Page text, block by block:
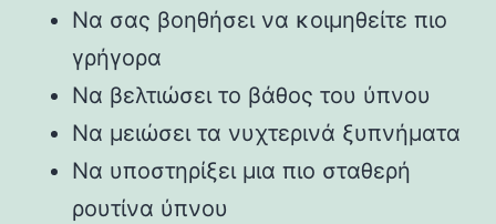
Να σας βοηθήσει να κοιμηθείτε πιο
γρήγορα
Να βελτιώσει το βάθος του ύπνου
Να μειώσει τα νυχτερινά ξυπνήματα
Να υποστηρίξει μια πιο σταθερή
ρουτίνα ύπνου